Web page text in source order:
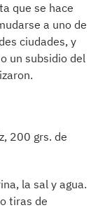
que se hace
a uno de
ciudades, y
un subsidio del
200 grs. de
la sal y agua.
tiras de